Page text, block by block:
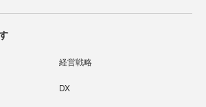
経営戦略
DX